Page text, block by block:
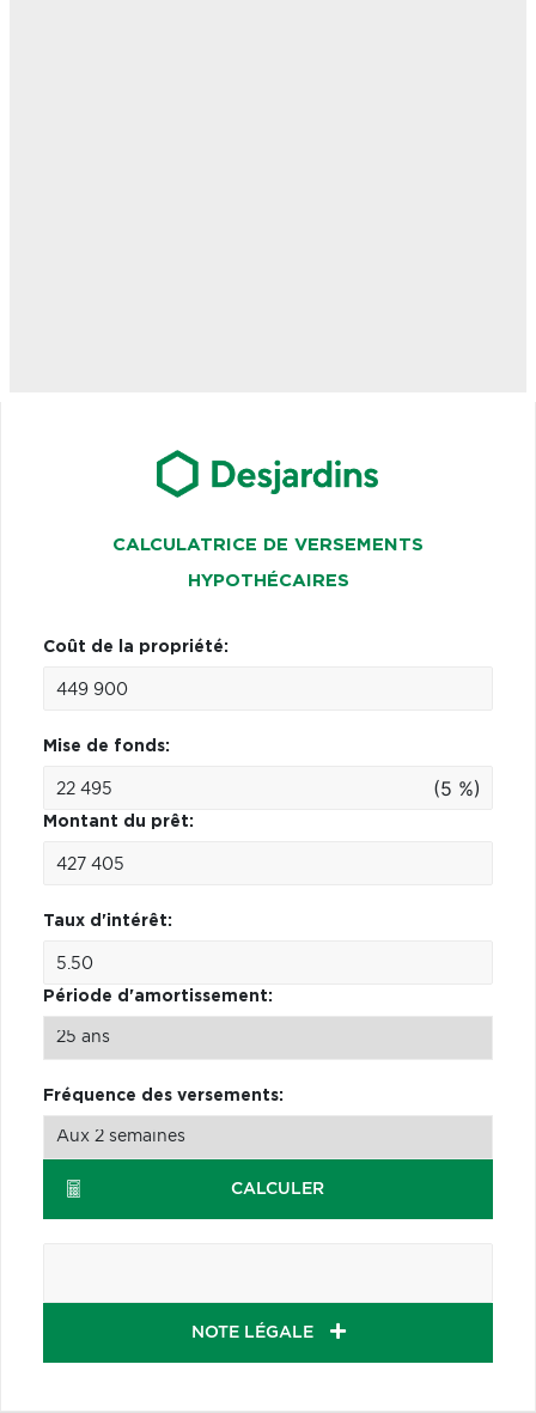
CALCULATRICE DE VERSEMENTS
HYPOTHÉCAIRES
Coût de la propriété:
Mise de fonds:
(5 %)
Montant du prêt:
Taux d'intérêt:
Période d'amortissement:
Fréquence des versements:
CALCULER
NOTE LÉGALE